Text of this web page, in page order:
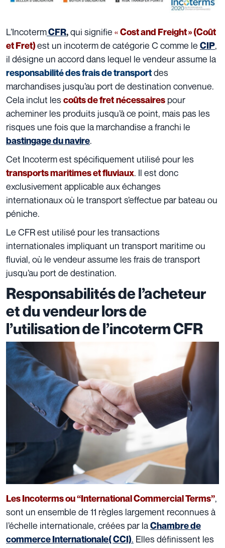
L’IncotermCFR,qui signifie «Cost and Freight » (Coût
et Fret)est un incoterm de catégorie C comme le CIP,
il désigne un accord dans lequel le vendeur assume la
responsabilité des frais de transportdes
marchandises jusqu’au port de destination convenue.
Cela inclut lescoûts de fretnécessaires pour
acheminer les produits jusqu’à ce point, mais pas les
risques une fois que la marchandise a franchi le
bastingage du navire.
Cet Incoterm est spécifiquement utilisé pour les
transports maritimes et fluviaux. Il est donc
exclusivement applicable aux échanges
internationauxoù le transport s’effectue par bateau ou
péniche.
Le CFR est utilisé pour les transactions
internationales impliquant un transport maritime ou
fluvial, où le vendeur assume les frais de transport
jusqu’au port de destination.
Responsabilités de l’acheteur
et du vendeur lors de
l’utilisation de l’incoterm CFR
Les Incoterms ou “International Commercial Terms”,
sont un ensemble de 11 règles largement reconnues à
l’échelle internationale, créées par laChambre de
commerce Internationale( CCI). Elles définissent les